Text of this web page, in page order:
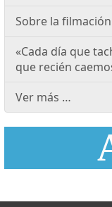
Sobre la
«Cada día que
que recién
Ver más …